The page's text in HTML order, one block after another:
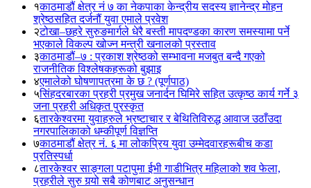
१काठमाडौं क्षेत्र नं ७ का नेकपाका केन्द्रीय सदस्य ज्ञानेन्द्र मोहन
श्रेष्ठसहित दर्जनौं युवा एमाले प्रवेश
२टोखा–छहरे सुरुङमार्गले धेरै बस्ती मापदण्डका कारण समस्यामा पर्ने
भएकाले विकल्प खोज्न मन्त्री खनालको प्रस्ताव
३काठमाडौं–७ : प्रकाश श्रेष्ठको सम्भावना मजबुत बन्दै गएको
राजनीतिक विश्लेषकहरूको बुझाइ
४एमालेको घोषणापत्रमा के छ ? (पूर्णपाठ)
५सिंहदरबारका प्रहरी प्रमुख जनार्दन घिमिरे सहित उत्कृष्ठ कार्य गर्ने ३
जना प्रहरी अधिकृत पुरस्कृत
६तारकेश्वरमा युवाहरुले भ्रष्टाचार र बेथितिविरुद्ध आवाज उठाँउदा
नगरपालिकाको धम्कीपूर्ण विज्ञप्ति
७काठमाडौं क्षेत्र नं. ६ मा लोकप्रिय युवा उम्मेदवारहरूबीच कडा
प्रतिस्पर्धा
८तारकेश्वर साङ्गला पटापुमा ईभी गाडीभित्र महिलाको शव फेला,
प्रहरीले सुरु गर्‍यो सबै कोणबाट अनुसन्धान